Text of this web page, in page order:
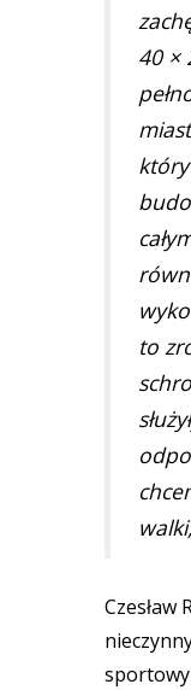
40 ×
to
Czesław
sportowy